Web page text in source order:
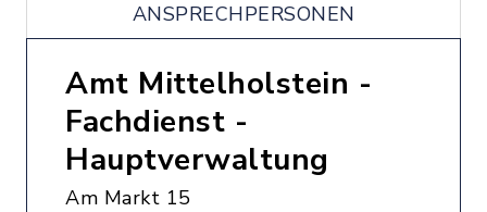
ANSPRECHPERSONEN
Amt Mittelholstein -
Fachdienst -
Hauptverwaltung
Am Markt 15